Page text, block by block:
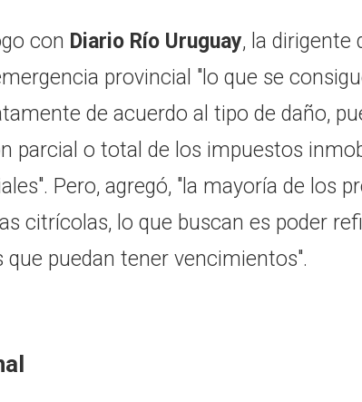
con Diario Río Uruguay, la dirigente
provincial "lo que se
de acuerdo al tipo de daño,
parcial o total de los impuestos
Pero, agregó, "la mayoría de los
citrícolas, lo que buscan es poder
que puedan tener vencimientos".